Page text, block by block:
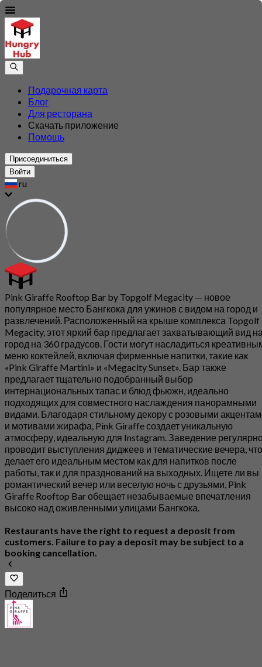
Подарочная карта
Блог
Для ресторана
Скачать приложение
Помощь
Присоединиться
Войти
ru
Pink Giraffe Rooftop Bar by Topgolf Megacity — новое
популярное место Бангкока для ужинов с видом на город и
развлечений. Расположенный на крыше комплекса Topgolf
Megacity, этот яркий бар предлагает захватывающий вид
город на 360 градусов. Гости могут насладиться
меню коктейлей, включая фирменные напитки, такие как
«Pink Giraffe Martini» и «Megacity Sunset». Бар также
предлагает тщательно подобранный выбор
интернациональных тапас и блюд фьюжн, идеально
подходящих для совместного наслаждения панорамными
видами. Благодаря стильному декору с розовыми
и мотивами жирафа, Pink Giraffe создает уникальную
атмосферу, идеальную для Instagram. Заведение
проводит выступления диджеев и тематические вечера, что
делает его идеальным местом как для напитков после
работы, так и для празднований на выходных. Ищете ли вы
романтический вечер или веселую ночь с друзьями, Pink
Giraffe Rooftop Bar обещает незабываемые впечатления
высоко над оживленными улицами Бангкока.
Restaurants have the right to request a deposit from
customers. Failure to pay a deposit may be subject to a
booking cancellation.
Поделиться